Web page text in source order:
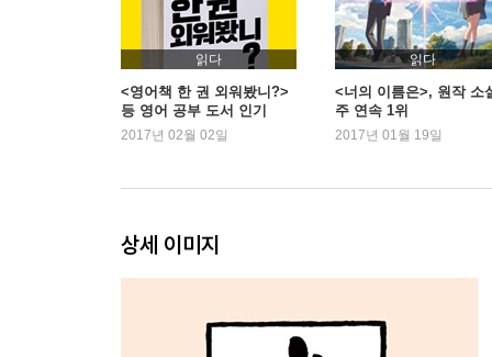
읽다
<영어책 한 권 외워봤니?>
등 영어 공부 도서 인기
2017년 02월 02일
읽다
<너의 이름은>, 원작 소
주 연속 1위
2017년 01월 19일
상세 이미지